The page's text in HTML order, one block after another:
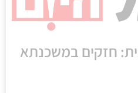
חזקים במשכנתא